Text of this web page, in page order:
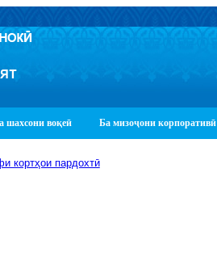
шахсони воқеӣ Ба мизоҷони корпоративӣ
кортҳои пардохтӣ